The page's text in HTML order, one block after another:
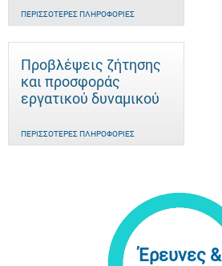
ΠΕΡΙΣΣΌΤΕΡΕΣ ΠΛΗΡΟΦΟΡΊΕΣ
Προβλέψεις ζήτησης
και προσφοράς
εργατικού δυναμικού
ΠΕΡΙΣΣΌΤΕΡΕΣ ΠΛΗΡΟΦΟΡΊΕΣ
Έρευνες &